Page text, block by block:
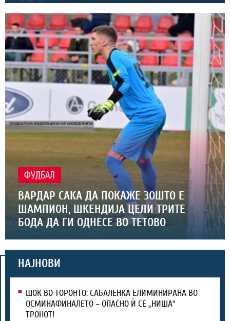
ФУДБАЛ
ВАРДАР САКА ДА ПОКАЖЕ ЗОШТО Е
ШАМПИОН, ШКЕНДИЈА ЦЕЛИ ТРИТЕ
БОДА ДА ГИ ОДНЕСЕ ВО ТЕТОВО
НАЈНОВИ
ШОК ВО ТОРОНТО: САБАЛЕНКА ЕЛИМИНИРАНА ВО
ОСМИНАФИНАЛЕТО – ОПАСНО Ѝ СЕ „НИША“
ТРОНОТ!